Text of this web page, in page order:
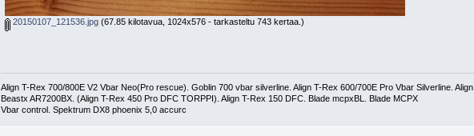
20150107_121536.jpg (67.85 kilotavua, 1024x576 - tarkasteltu 743 kertaa.)
Align T-Rex 700/800E V2 Vbar Neo(Pro rescue). Goblin 700 vbar silverline. Align T-Rex 600/700E Pro Vbar Silverline.
Beastx AR7200BX. (Align T-Rex 450 Pro DFC TORPPI). Align T-Rex 150 DFC. Blade mcpxBL. Blade MCPX
Vbar control. Spektrum DX8 phoenix 5,0 accurc